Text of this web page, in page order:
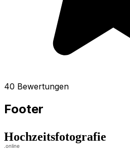
40 Bewertungen
Footer